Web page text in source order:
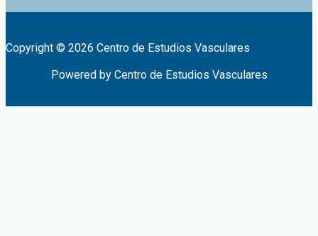
Copyright © 2026 Centro de Estudios Vasculares
Powered by Centro de Estudios Vasculares